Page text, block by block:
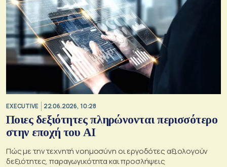
EXECUTIVE 22.06.2026, 10:28
Ποιες δεξιότητες πληρώνονται περισσότερο
στην εποχή του ΑΙ
Πώς με την τεχνητή νοημοσύνη οι εργοδότες αξιολογούν
δεξιότητες, παραγωγικότητα και προσλήψεις